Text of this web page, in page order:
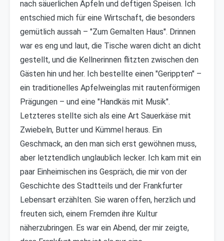
nach säuerlichen Äpfeln und deftigen Speisen. Ich
entschied mich für eine Wirtschaft, die besonders
gemütlich aussah – "Zum Gemalten Haus". Drinnen
war es eng und laut, die Tische waren dicht an dicht
gestellt, und die Kellnerinnen flitzten zwischen den
Gästen hin und her. Ich bestellte einen "Gerippten" –
ein traditionelles Apfelweinglas mit rautenförmigen
Prägungen – und eine "Handkäs mit Musik".
Letzteres stellte sich als eine Art Sauerkäse mit
Zwiebeln, Butter und Kümmel heraus. Ein
Geschmack, an den man sich erst gewöhnen muss,
aber letztendlich unglaublich lecker. Ich kam mit ein
paar Einheimischen ins Gespräch, die mir von der
Geschichte des Stadtteils und der Frankfurter
Lebensart erzählten. Sie waren offen, herzlich und
freuten sich, einem Fremden ihre Kultur
näherzubringen. Es war ein Abend, der mir zeigte,